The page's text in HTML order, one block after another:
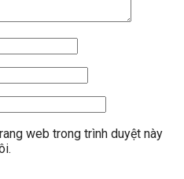
web trong trình duyệt này